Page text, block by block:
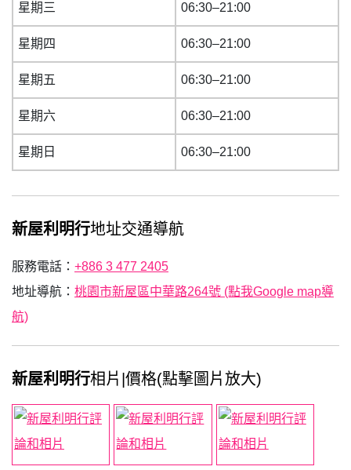
星期三 06:30–21:00
星期四 06:30–21:00
星期五 06:30–21:00
星期六 06:30–21:00
星期日 06:30–21:00
新屋利明行地址交通導航
服務電話： +886 3 477 2405
地址導航： 桃園市新屋區中華路264號 (點我Google map導
航)
新屋利明行相片|價格(點擊圖片放大)